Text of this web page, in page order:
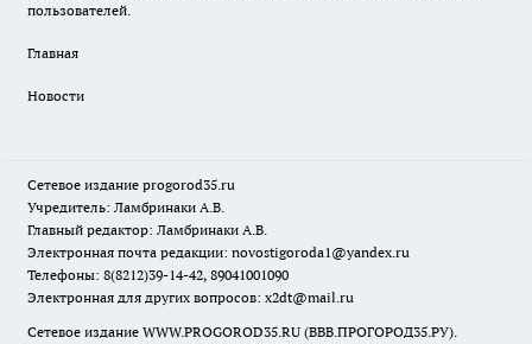
пользователей.
Главная
Новости
Сетевое издание progorod35.ru
Учредитель: Ламбринаки А.В.
Главный редактор: Ламбринаки А.В.
Электронная почта редакции: novostigoroda1@yandex.ru
Телефоны: 8(8212)39-14-42, 89041001090
Электронная для других вопросов: x2dt@mail.ru
Сетевое издание WWW.PROGOROD35.RU (ВВВ.ПРОГОРОД35.РУ).